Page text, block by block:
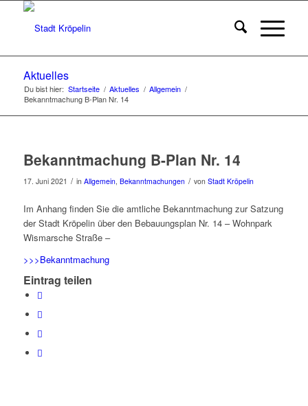
Aktuelles
Du bist hier: Startseite / Aktuelles / Allgemein /
Bekanntmachung B-Plan Nr. 14
Bekanntmachung B-Plan Nr. 14
17. Juni 2021 / in Allgemein, Bekanntmachungen / von Stadt Kröpelin
Im Anhang finden Sie die amtliche Bekanntmachung zur Satzung
der Stadt Kröpelin über den Bebauungsplan Nr. 14 – Wohnpark
Wismarsche Straße –
>>>Bekanntmachung
Eintrag teilen